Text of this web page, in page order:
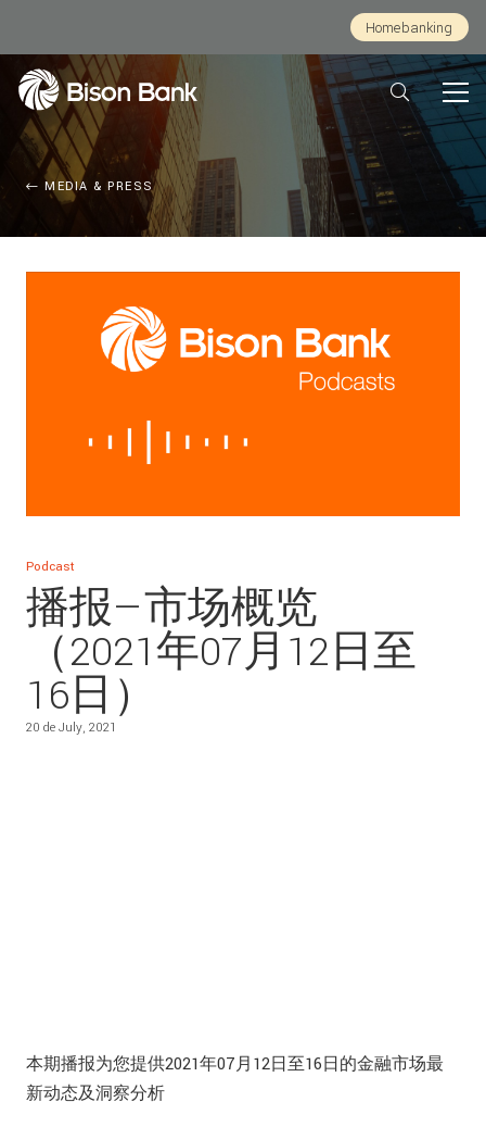
Homebanking
MEDIA & PRESS
Podcast
播报—市场概览
（2021年07月12日至
16日）
20 de July, 2021
本期播报为您提供2021年07月12日至16日的金融市场最
新动态及洞察分析